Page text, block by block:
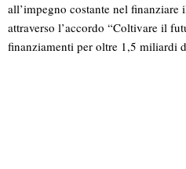
all’impegno costante nel
attraverso l’accordo “Coltivare il
finanziamenti per oltre 1,5 miliardi